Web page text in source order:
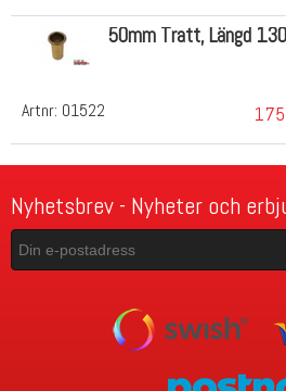
Artnr: 01522
50mm Tratt, Längd
Nyhetsbrev - Nyheter och